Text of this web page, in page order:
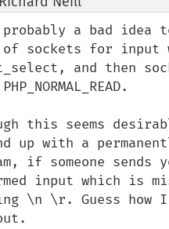
a bad idea
of sockets for input
and then
this seems
up with a
if someone sends
input which is
\n \r. Guess how I